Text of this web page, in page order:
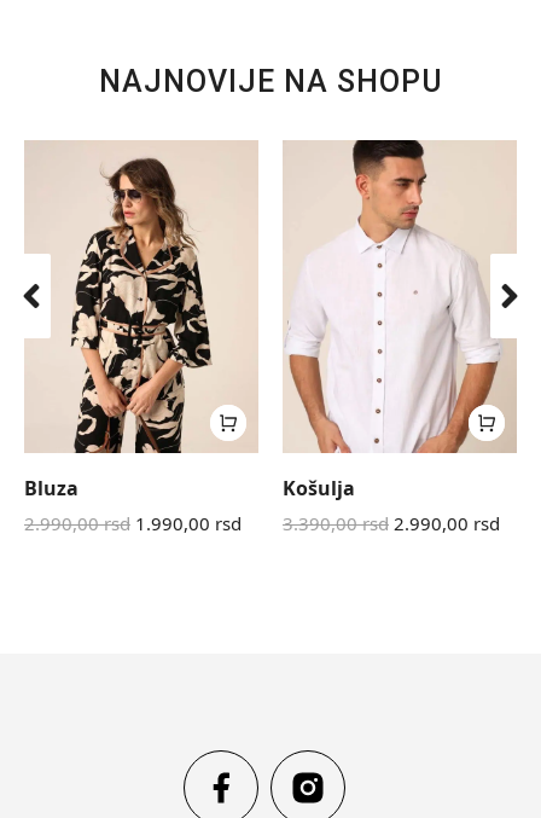
NAJNOVIJE NA SHOPU
Bluza
2.990,00rsd 1.990,00 rsd
Košulja
3.390,00rsd 2.990,00 rsd